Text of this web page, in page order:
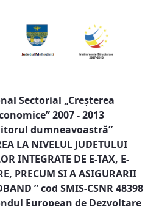
Sectorial „Creşterea
2007 - 2013
dumneavoastră”
LA NIVELUL JUDETULUI
INTEGRATE DE E-TAX, E-
PRECUM SI A ASIGURARII
” cod SMIS-CSNR 48398
European de Dezvoltare